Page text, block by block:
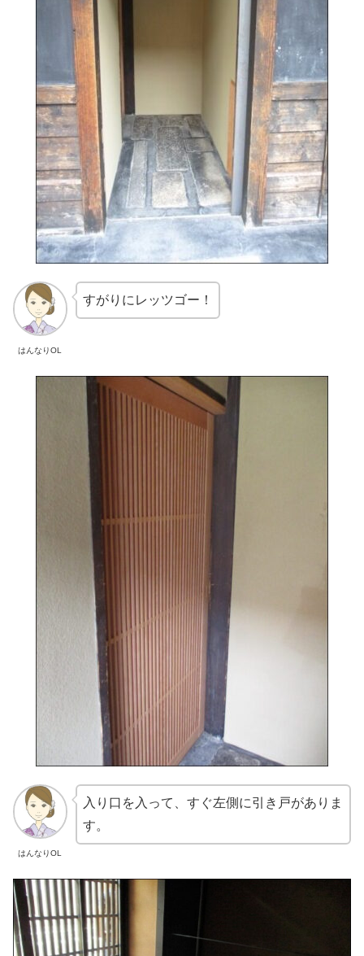
はんなりOL
すがりにレッツゴー！
はんなりOL
入り口を入って、すぐ左側に引き戸がありま
す。